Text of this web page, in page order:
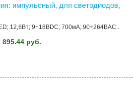
импульсный, для светодиодов,
12,6Вт; 9÷18ВDC; 700мА; 90÷264ВAC..
895.44 руб.